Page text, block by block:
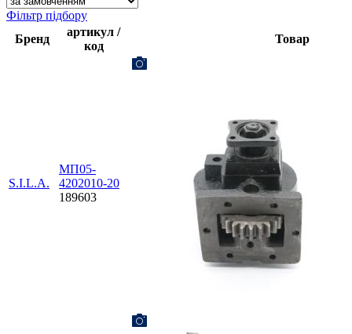
Фільтр підбору
Бренд
артикул /
код
Товар
S.I.L.A.
МП05-
4202010-20
189603